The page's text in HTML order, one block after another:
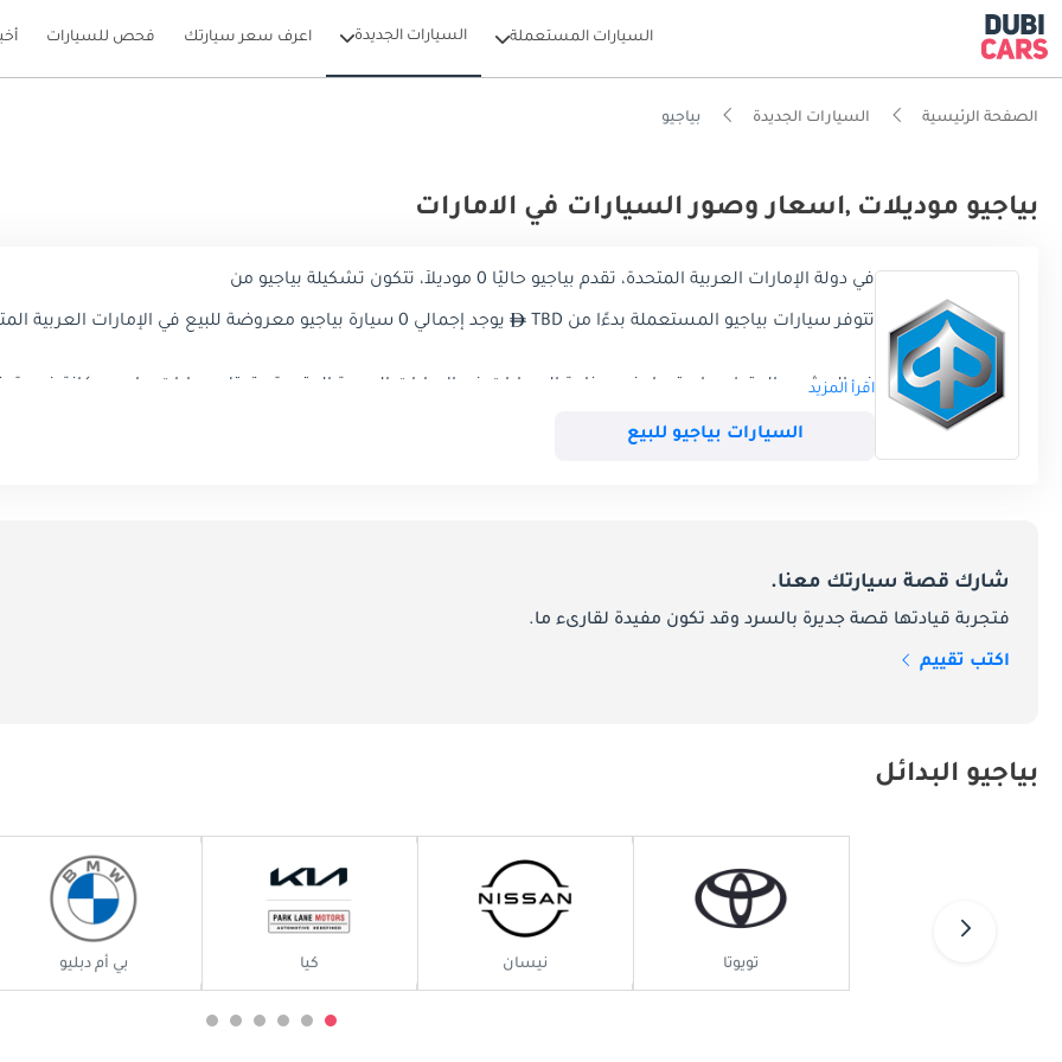
السيارات المستعملة السيارات الجديدة اعرف سعر سيارتك فحص للسيارات
الصفحة الرئيسية السيارات الجديدة بياجيو
بياجيو موديلات ,اسعار وصور السيارات في الامارات
في دولة الإمارات العربية المتحدة، تقدم بياجيو حاليًا 0 موديلاً، تتكون تشكيلة بياجيو من
تتوفر سيارات بياجيو المستعملة بدءًا من TBD يوجد إجمالي 0 سيارة بياجيو معروضة للبيع في الإمارات العربية المتحدة على دوبي كارز
في المشهد المتطور باستمرار في صناعة السيارات في الإمارات العربية المتحدة ، تحتل سيارات بياجيو مكانة فريدة.
المتحدة. يتعمق هذا الدليل الشامل المُحسّن لتحسين محركات البحث في عالم بياجيو في الإمارات العربية المتحدة ،
اقرأ المزيد
السيارات بياجيو للبيع
شارك قصة سيارتك معنا.
فتجربة قيادتها قصة جديرة بالسرد وقد تكون مفيدة لقارىء ما.
اكتب تقييم
بياجيو البدائل
تويوتا نيسان كيا بي أم دبليو